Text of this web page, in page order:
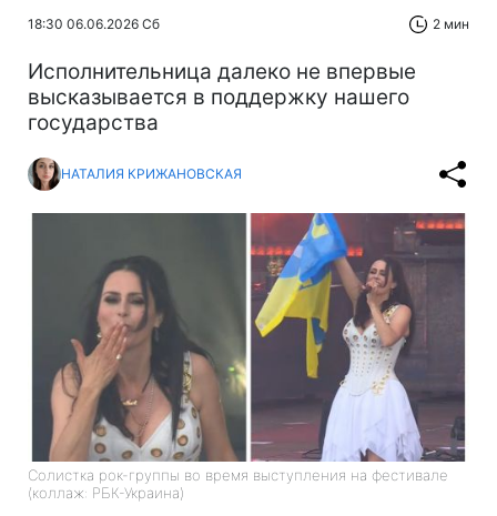
18:30 06.06.2026 Сб 2 мин
Исполнительница далеко не впервые
высказывается в поддержку нашего
государства
НАТАЛИЯ КРИЖАНОВСКАЯ
Солистка рок-группы во время выступления на фестивале
(коллаж: РБК-Украина)